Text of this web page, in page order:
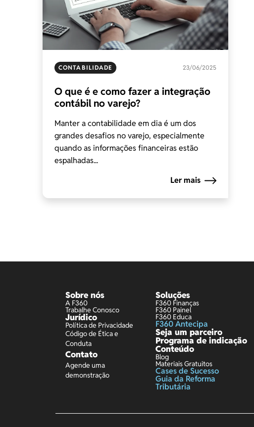
CONTABILIDADE 23/06/2025
O que é e como fazer a integração
contábil no varejo?
Manter a contabilidade em dia é um dos
grandes desafios no varejo, especialmente
quando as informações financeiras estão
espalhadas...
Ler mais
Sobre nós
A F360
Trabalhe Conosco
Jurídico
Política de Privacidade
Código de Ética e
Conduta
Contato
Agende uma
demonstração
Soluções
F360 Finanças
F360 Painel
F360 Educa
F360 Antecipa
Seja um parceiro
Programa de indicação
Conteúdo
Blog
Materiais Gratuitos
Cases de Sucesso
Guia da Reforma
Tributária